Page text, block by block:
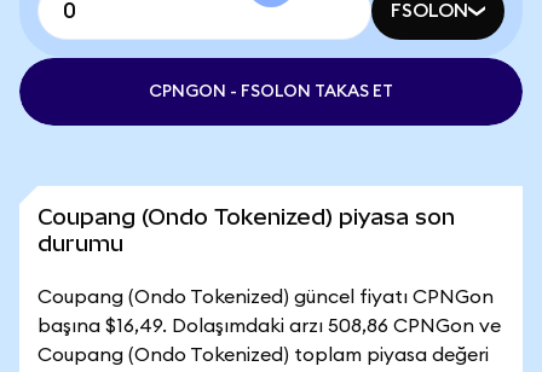
FSOLON
CPNGON - FSOLON TAKAS ET
Coupang (Ondo Tokenized) piyasa son
durumu
Coupang (Ondo Tokenized) güncel fiyatı CPNGon
başına $16,49. Dolaşımdaki arzı 508,86 CPNGon ve
Coupang (Ondo Tokenized) toplam piyasa değeri